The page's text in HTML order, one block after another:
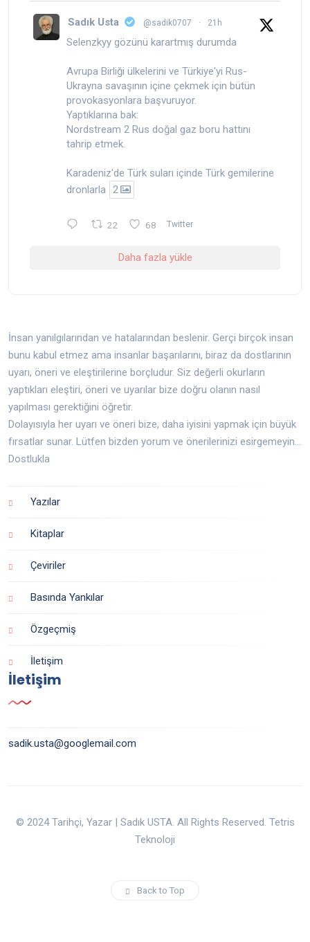
Sadık Usta @sadik0707 · 21h
Selenzkyy gözünü karartmış durumda
Avrupa Birliği ülkelerini ve Türkiye'yi Rus-
Ukrayna savaşının içine çekmek için bütün
provokasyonlara başvuruyor.
Yaptıklarına bak:
Nordstream 2 Rus doğal gaz boru hattını
tahrip etmek.
Karadeniz'de Türk suları içinde Türk gemilerine
dronlarla 2
22 68 Twitter
Daha fazla yükle
İnsan yanılgılarından ve hatalarından beslenir. Gerçi birçok insan
bunu kabul etmez ama insanlar başarılarını, biraz da dostlarının
uyarı, öneri ve eleştirilerine borçludur. Siz değerli okurların
yaptıkları eleştiri, öneri ve uyarılar bize doğru olanın nasıl
yapılması gerektiğini öğretir.
Dolayısıyla her uyarı ve öneri bize, daha iyisini yapmak için büyük
fırsatlar sunar. Lütfen bizden yorum ve önerilerinizi esirgemeyin...
Dostlukla
Yazılar
Kitaplar
Çeviriler
Basında Yankılar
Özgeçmiş
İletişim
İletişim
sadik.usta@googlemail.com
© 2024 Tarihçi, Yazar | Sadık USTA. All Rights Reserved. Tetris
Teknoloji
Back to Top